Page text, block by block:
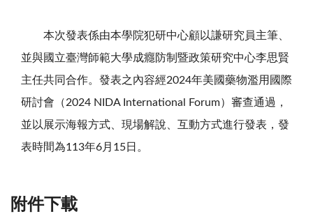
本次發表係由本學院犯研中心顧以謙研究員主筆、
並與國立臺灣師範大學成癮防制暨政策研究中心李思賢
主任共同合作。發表之內容經2024年美國藥物濫用國際
研討會（2024 NIDA International Forum）審查通過，
並以展示海報方式、現場解說、互動方式進行發表，發
表時間為113年6月 15日。
附件下載